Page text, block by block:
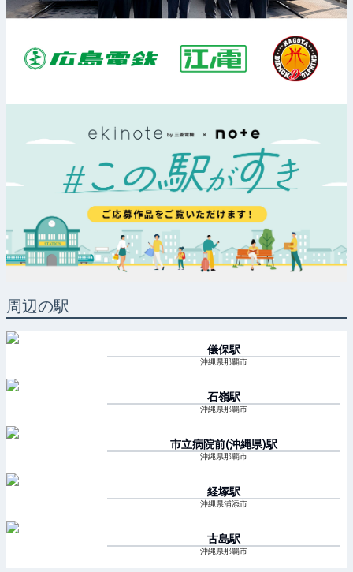
周辺の駅
儀保駅
沖縄県那覇市
石嶺駅
沖縄県那覇市
市立病院前(沖縄県)駅
沖縄県那覇市
経塚駅
沖縄県浦添市
古島駅
沖縄県那覇市